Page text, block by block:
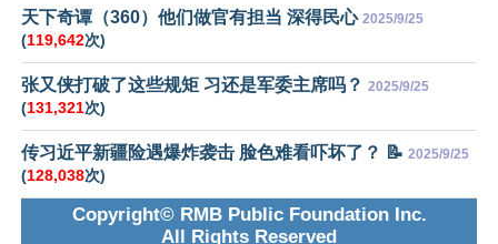
天下奇谭（360）他们做官有担当 深得民心 2025/9/25
(119,642次)
张又侠打破了这些规矩 习还是军委主席吗？ 2025/9/25
(131,321次)
传习近平新疆险遇爆炸袭击 脸色难看吓坏了？ 📝 2025/9/25
(128,038次)
Copyright© RMB Public Foundation Inc.
All Rights Reserved